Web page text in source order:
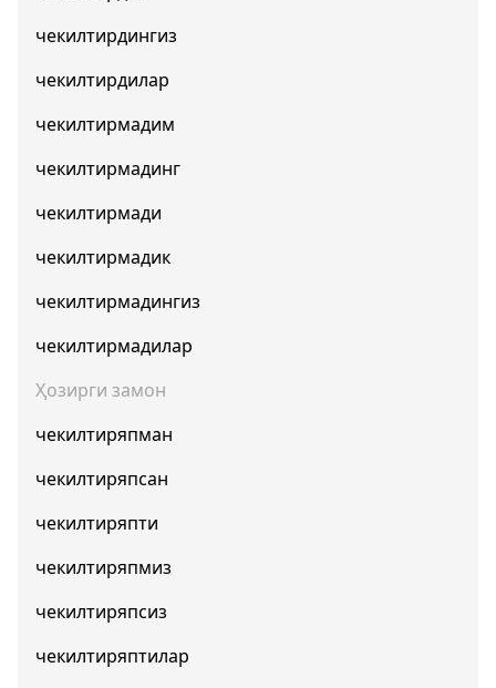
чекилтирдингиз
чекилтирдилар
чекилтирмадим
чекилтирмадинг
чекилтирмади
чекилтирмадик
чекилтирмадингиз
чекилтирмадилар
Ҳозирги замон
чекилтиряпман
чекилтиряпсан
чекилтиряпти
чекилтиряпмиз
чекилтиряпсиз
чекилтиряптилар